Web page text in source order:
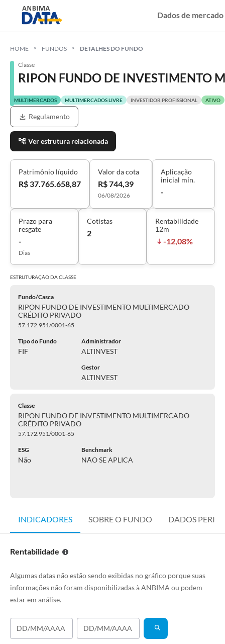
Dados de mercado
HOME FUNDOS DETALHES DO FUNDO
Classe
RIPON FUNDO DE INVESTIMENTO
MULTIMERCADOS MULTIMERCADOS LIVRE INVESTIDOR PROFISSIONAL ATIVO
Regulamento
Ver estrutura relacionada
Patrimônio líquido
R$ 37.765.658,87
Valor da cota
R$ 744,39
06/08/2026
Aplicação
inicial mín.
-
Prazo para
resgate
-
Dias
Cotistas
2
Rentabilidade
12m
-12,08%
ESTRUTURAÇÃO DACLASSE
Fundo/Casca
RIPON FUNDO DE INVESTIMENTO MULTIMERCADO
CRÉDITO PRIVADO
57.172.951/0001-65
Tipo do Fundo
FIF
Administrador
ALTINVEST
Gestor
ALTINVEST
Classe
RIPON FUNDO DE INVESTIMENTO MULTIMERCADO
CRÉDITO PRIVADO
57.172.951/0001-65
ESG
Não
Benchmark
NÃO SE APLICA
INDICADORES SOBRE O FUNDO DADOS
Rentabilidade
Algumas datas não estão sendo exibidas no gráfico porque suas
informações não foram disponibilizadas à ANBIMA ou podem
estar em análise.